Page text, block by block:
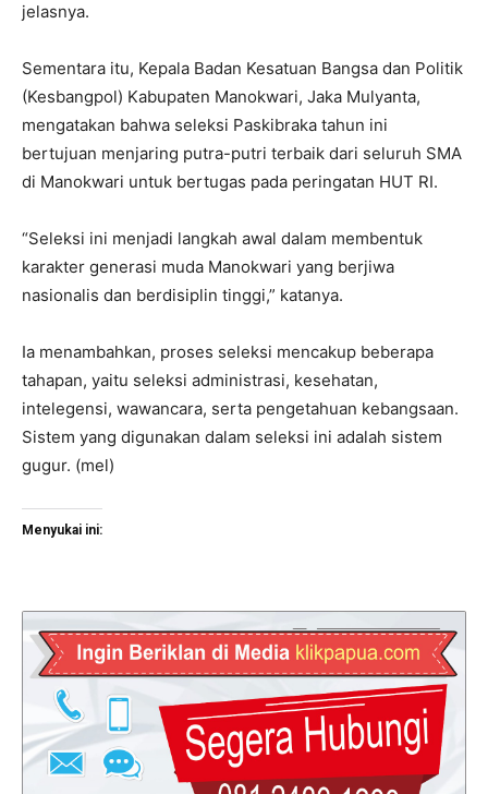
jelasnya.
Sementara itu, Kepala Badan Kesatuan Bangsa dan Politik
(Kesbangpol) Kabupaten Manokwari, Jaka Mulyanta,
mengatakan bahwa seleksi Paskibraka tahun ini
bertujuan menjaring putra-putri terbaik dari seluruh SMA
di Manokwari untuk bertugas pada peringatan HUT RI.
“Seleksi ini menjadi langkah awal dalam membentuk
karakter generasi muda Manokwari yang berjiwa
nasionalis dan berdisiplin tinggi,” katanya.
Ia menambahkan, proses seleksi mencakup beberapa
tahapan, yaitu seleksi administrasi, kesehatan,
intelegensi, wawancara, serta pengetahuan kebangsaan.
Sistem yang digunakan dalam seleksi ini adalah sistem
gugur. (mel)
Menyukai ini: